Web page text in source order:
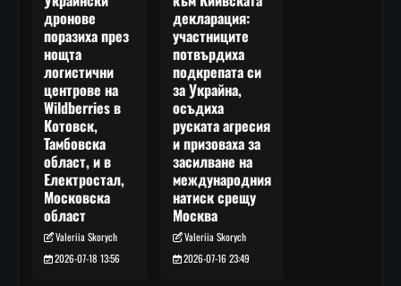
дронове
поразиха през
нощта
логистични
центрове на
Wildberries в
Котовск,
Тамбовска
област, и в
Електростал,
Московска
област
Valeriia Skorych
2026-07-18 13:56
декларация:
участниците
потвърдиха
подкрепата си
за Украйна,
осъдиха
руската агресия
и призоваха за
засилване на
международния
натиск срещу
Москва
Valeriia Skorych
2026-07-16 23:49